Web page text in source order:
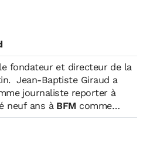
fondateur et directeur de la
a
journaliste reporter à
neuf ans à BFM comme
et intervieweur. En
journaliste pour